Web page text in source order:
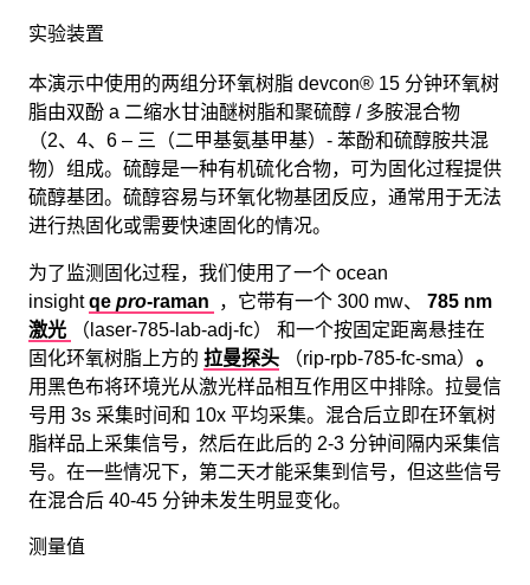
实验装置
本演示中使用的两组分环氧树脂 devcon® 15 分钟环氧树
脂由双酚 a 二缩水甘油醚树脂和聚硫醇 / 多胺混合物
（2、4、6 – 三（二甲基氨基甲基）- 苯酚和硫醇胺共混
物）组成。硫醇是一种有机硫化合物，可为固化过程提供
硫醇基团。硫醇容易与环氧化物基团反应，通常用于无法
进行热固化或需要快速固化的情况。
为了监测固化过程，我们使用了一个 ocean
insightqe pro-raman ，它带有一个 300 mw、 785 nm
激光
（laser-785-lab-adj-fc） 和一个按固定距离悬挂在
固化环氧树脂上方的 拉曼探头 （rip-rpb-785-fc-sma） 。
用黑色布将环境光从激光样品相互作用区中排除。拉曼信
号用 3s 采集时间和 10x 平均采集。混合后立即在环氧树
脂样品上采集信号，然后在此后的 2-3 分钟间隔内采集信
号。在一些情况下，第二天才能采集到信号，但这些信号
在混合后 40-45 分钟未发生明显变化。
测量值